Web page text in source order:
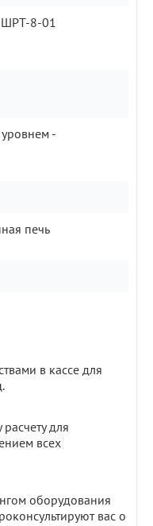
8-01
-
печь
в кассе для
для
всех
оборудования
вас о